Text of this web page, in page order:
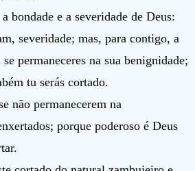
bondade e a severidade de Deus:
severidade; mas, para contigo, a
permaneceres na sua benignidade;
tu serás cortado.
não permanecerem na
porque poderoso é Deus